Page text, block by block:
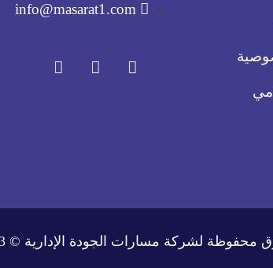
info@masarat1.com
محفوظة لشركة مسارات الجودة الإدارية © 2023